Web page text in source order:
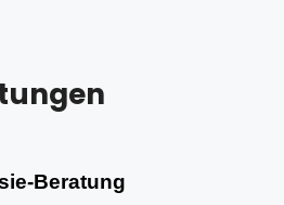
Beratung